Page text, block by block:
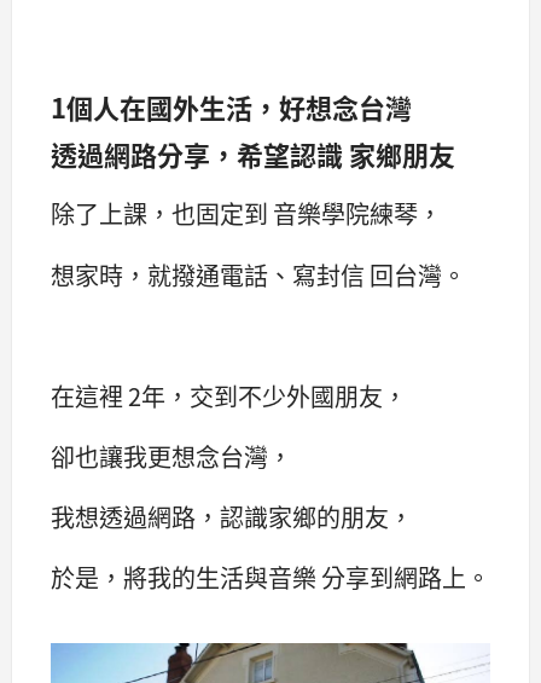
1個人在國外生活，好想念台灣
透過網路分享，希望認識 家鄉朋友
除了上課，也固定到 音樂學院練琴，
想家時，就撥通電話、寫封信 回台灣。
在這裡 2年，交到不少外國朋友，
卻也讓我更想念台灣，
我想透過網路，認識家鄉的朋友，
於是，將我的生活與音樂 分享到網路上。